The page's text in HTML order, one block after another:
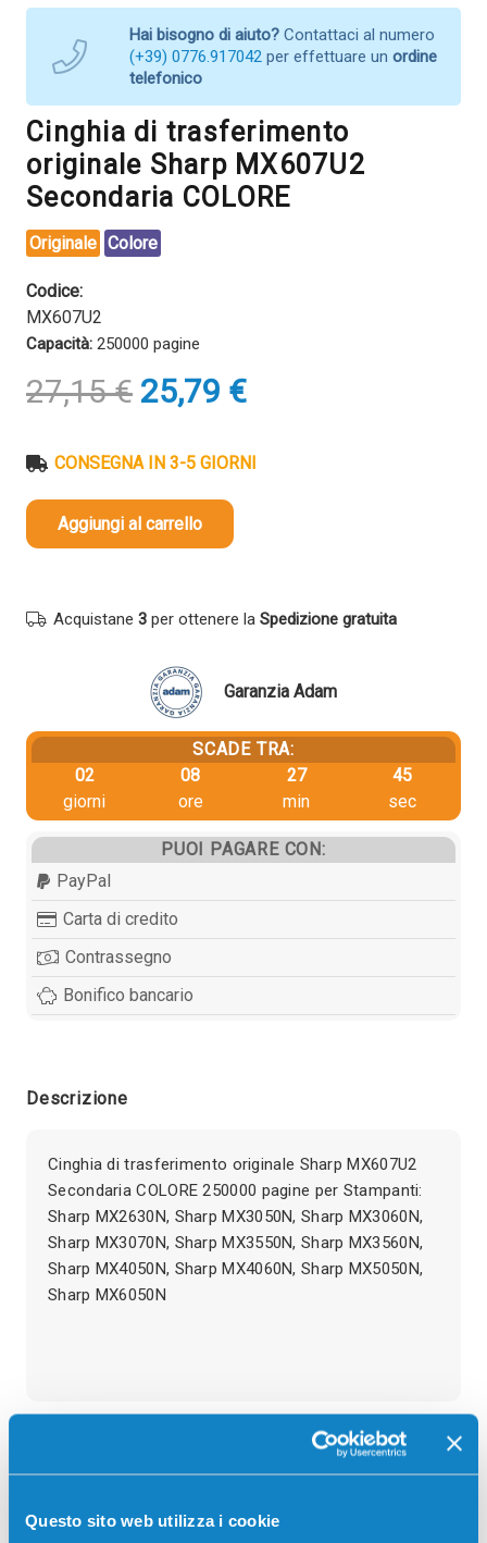
Questo sito web utilizza i cookie
Hai bisogno di aiuto? Contattaci al numero
(+39) 0776.917042 per effettuare un ordine
telefonico
Cinghia di trasferimento
originale Sharp MX607U2
Secondaria COLORE
Originale Colore
Codice:
MX607U2
Capacità: 250000 pagine
27,15€ Il
prezzo
era:
27,15 €.
25,79 €Il
prezzo
è:
CONSEGNA IN 3-5 GIORNI
Cinghia
originale
quantità
Aggiungi al carrello
Acquistane 3 per ottenere la Spedizione gratuita
Garanzia Adam
SCADE TRA:
02
giorni
08
ore
27
min
45
sec
PUOI PAGARE CON:
PayPal
Carta di credito
Contrassegno
Bonifico bancario
Descrizione
Cinghia di trasferimento originale Sharp MX607U2
Secondaria COLORE 250000 pagine per Stampanti:
Sharp MX2630N, Sharp MX3050N, Sharp MX3060N,
Sharp MX3070N, Sharp MX3550N, Sharp MX3560N,
Sharp MX4050N, Sharp MX4060N, Sharp MX5050N,
Sharp MX6050N